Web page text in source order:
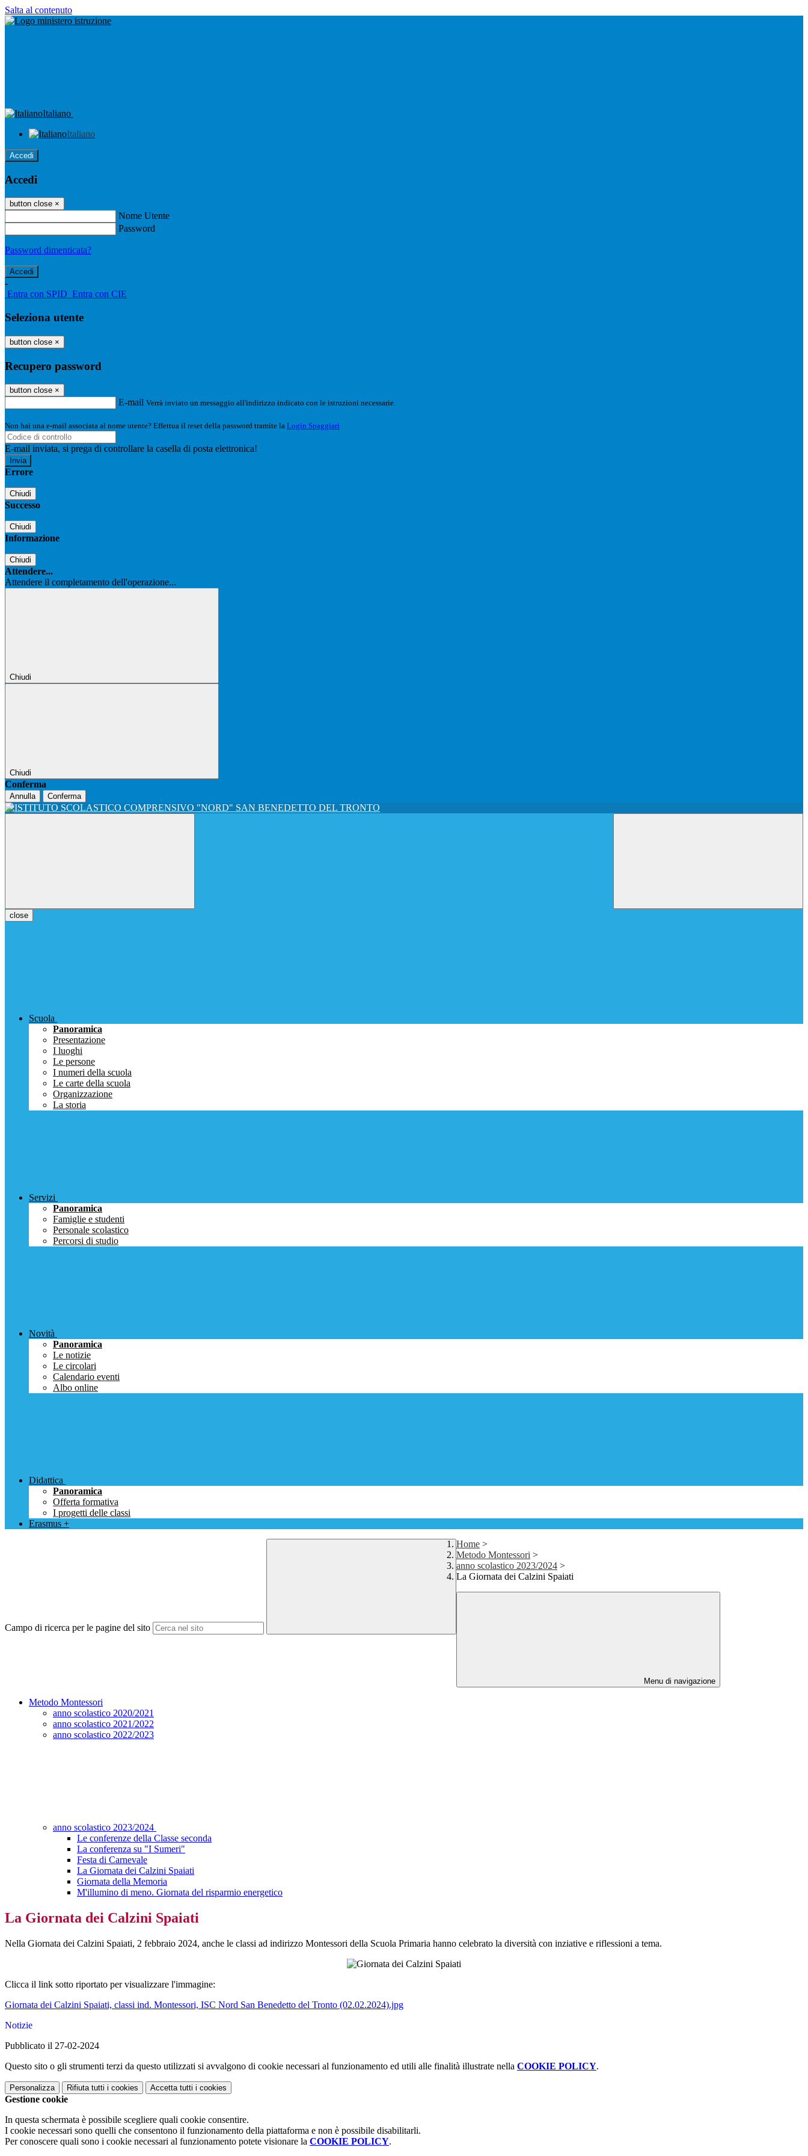
Salta al contenuto
Italiano
Italiano
Accedi
Accedi
button close ×
Nome Utente
Password
Password dimenticata?
-
Entra con SPID Entra con CIE
Seleziona utente
button close ×
Recupero password
button close ×
E-mail Verrà inviato un messaggio all'indirizzo indicato con le istruzioni necessarie.
Non hai una e-mail associata al nome utente? Effettua il reset della password tramite la Login Spaggiari
E-mail inviata, si prega di controllare la casella di posta elettronica!
Errore
Chiudi
Successo
Chiudi
Informazione
Chiudi
Attendere...
Attendere il completamento dell'operazione...
Chiudi
Chiudi
Conferma
Annulla Conferma
close
Scuola
Panoramica
Presentazione
I luoghi
Le persone
I numeri della scuola
Le carte della scuola
Organizzazione
La storia
Servizi
Panoramica
Famiglie e studenti
Personale scolastico
Percorsi di studio
Novità
Panoramica
Le notizie
Le circolari
Calendario eventi
Albo online
Didattica
Panoramica
Offerta formativa
I progetti delle classi
Erasmus +
Campo di ricerca per le pagine del sito
Home >
Metodo Montessori >
anno scolastico 2023/2024 >
La Giornata dei Calzini Spaiati
Menu di navigazione
Metodo Montessori
anno scolastico 2020/2021
anno scolastico 2021/2022
anno scolastico 2022/2023
anno scolastico 2023/2024
Le conferenze della Classe seconda
La conferenza su "I Sumeri"
Festa di Carnevale
La Giornata dei Calzini Spaiati
Giornata della Memoria
M'illumino di meno. Giornata del risparmio energetico
La Giornata dei Calzini Spaiati
Nella Giornata dei Calzini Spaiati, 2 febbraio 2024, anche le classi ad indirizzo Montessori della Scuola Primaria hanno celebrato la diversità con inziative e riflessioni a tema.
Clicca il link sotto riportato per visualizzare l'immagine:
Giornata dei Calzini Spaiati, classi ind. Montessori, ISC Nord San Benedetto del Tronto (02.02.2024).jpg
Notizie
Pubblicato il 27-02-2024
Questo sito o gli strumenti terzi da questo utilizzati si avvalgono di cookie necessari al funzionamento ed utili alle finalità illustrate nella COOKIE POLICY.
Personalizza Rifiuta tutti i cookies Accetta tutti i cookies
Gestione cookie
In questa schermata è possibile scegliere quali cookie consentire.
I cookie necessari sono quelli che consentono il funzionamento della piattaforma e non è possibile disabilitarli.
Per conoscere quali sono i cookie necessari al funzionamento potete visionare la COOKIE POLICY.